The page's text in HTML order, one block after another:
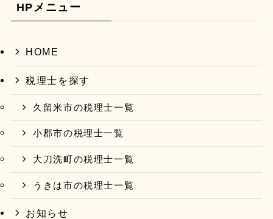
HPメニュー
HOME
税理士を探す
久留米市の税理士一覧
小郡市の税理士一覧
大刀洗町の税理士一覧
うきは市の税理士一覧
お知らせ